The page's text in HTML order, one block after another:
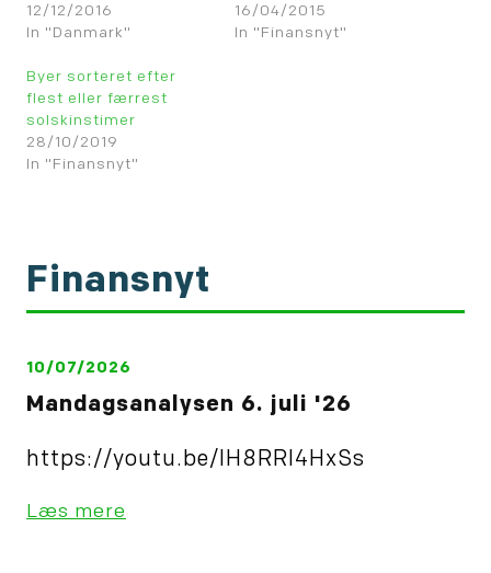
12/12/2016
In "Danmark"
16/04/2015
In "Finansnyt"
Byer sorteret efter
flest eller færrest
solskinstimer
28/10/2019
In "Finansnyt"
Finansnyt
10/07/2026
Mandagsanalysen 6. juli '26
https://youtu.be/IH8RRl4HxSs
Læs mere